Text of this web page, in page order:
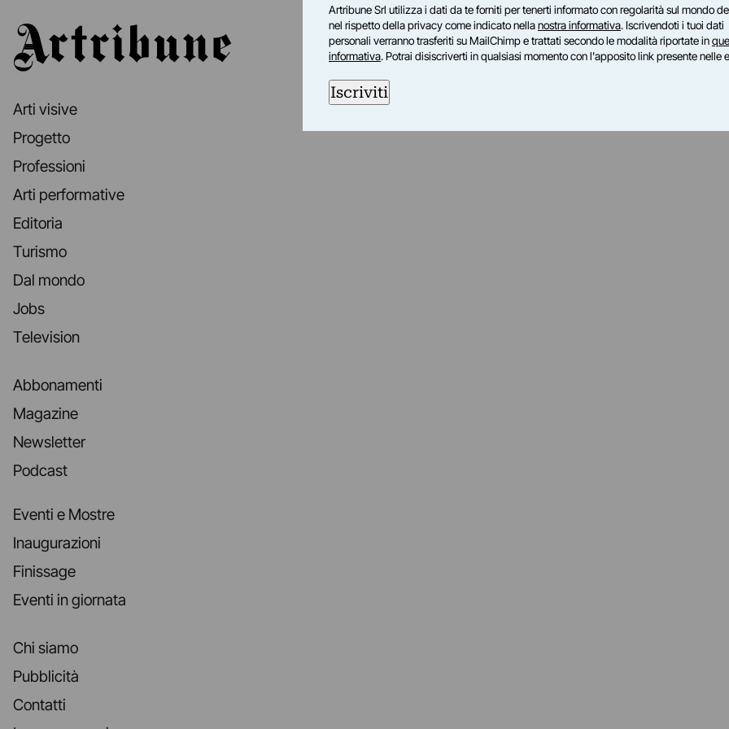
Artribune
Arti visive
Progetto
Professioni
Arti performative
Editoria
Turismo
Dal mondo
Jobs
Television
Abbonamenti
Magazine
Newsletter
Podcast
Eventi e Mostre
Inaugurazioni
Finissage
Eventi in giornata
Chi siamo
Pubblicità
Contatti
Artribune Srl utilizza i dati da te forniti per tenerti informato con regolarità sul mondo
nel rispetto della privacy come indicato nellanostra informativa. Iscrivendoti i tuoi dati
personali verranno trasferiti su MailChimp e trattati secondo le modalità riportate in
informativa. Potrai disiscriverti in qualsiasi momento con l'apposito link presente nelle
Iscriviti